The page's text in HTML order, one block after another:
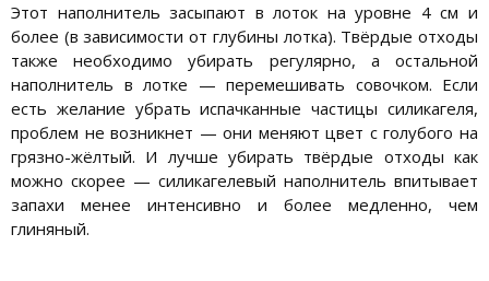
Этот наполнитель засыпают в лоток на уровне 4 см и
более (в зависимости от глубины лотка). Твёрдые отходы
также необходимо убирать регулярно, а остальной
наполнитель в лотке — перемешивать совочком. Если
есть желание убрать испачканные частицы силикагеля,
проблем не возникнет — они меняют цвет с голубого на
грязно-жёлтый. И лучше убирать твёрдые отходы как
можно скорее — силикагелевый наполнитель впитывает
запахи менее интенсивно и более медленно, чем
глиняный.